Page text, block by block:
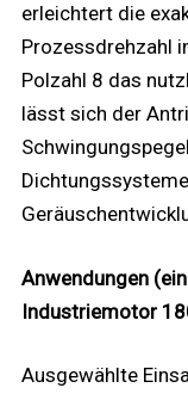
erleichtert die
Prozessdrehzahl
Polzahl 8 das
lässt sich der
Anwendungen
Industriemotor
Ausgewählte